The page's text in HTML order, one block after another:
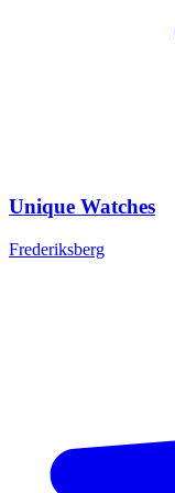
Unique Watches
Frederiksberg